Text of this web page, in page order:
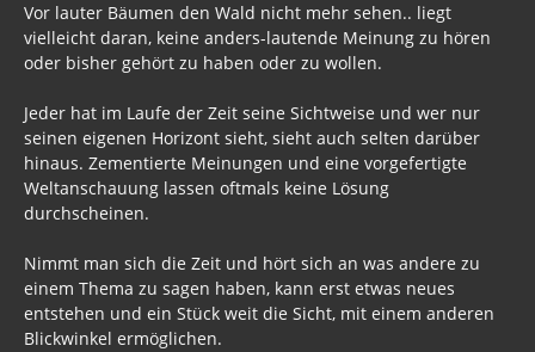
vielleicht daran, keine anders-lautende Meinung zu hören
oder bisher gehört zu haben oder zu wollen.
seinen eigenen Horizont sieht, sieht auch selten darüber
hinaus. Zementierte Meinungen und eine vorgefertigte
Weltanschauung lassen oftmals keine Lösung
durchscheinen.
einem Thema zu sagen haben, kann erst etwas neues
entstehen und ein Stück weit die Sicht, mit einem anderen
Blickwinkel ermöglichen.